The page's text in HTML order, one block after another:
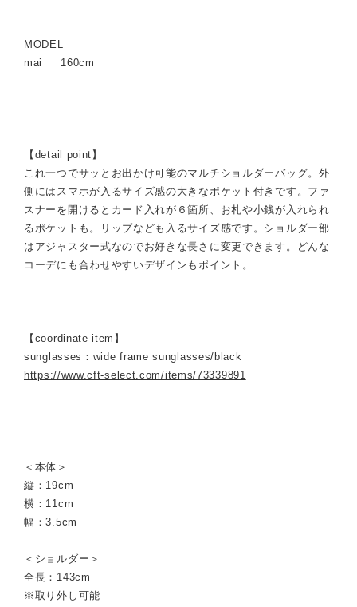
MODEL
mai 160cm
【detail point】
これ一つでサッとお出かけ可能のマルチショルダーバッグ。外
側にはスマホが入るサイズ感の大きなポケット付きです。ファ
スナーを開けるとカード入れが６箇所、お札や小銭が入れられ
るポケットも。リップなども入るサイズ感です。ショルダー部
はアジャスター式なのでお好きな長さに変更できます。どんな
コーデにも合わせやすいデザインもポイント。
【coordinate item】
sunglasses：wide frame sunglasses/black
https://www.cft-select.com/items/73339891
＜本体＞
縦：19cm
横：11cm
幅：3.5cm
＜ショルダー＞
全長：143cm
※取り外し可能